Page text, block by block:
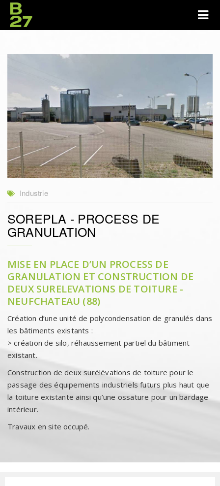
Industrie
SOREPLA - PROCESS DE
GRANULATION
MISE EN PLACE D’UN PROCESS DE
GRANULATION ET CONSTRUCTION DE
DEUX SURELEVATIONS DE TOITURE -
NEUFCHATEAU (88)
Création d’une unité de polycondensation de granulés dans
les bâtiments existants :
> création de silo, réhaussement partiel du bâtiment
existant.
Construction de deux surélévations de toiture pour le
passage des équipements industriels futurs plus haut que
la toiture existante ainsi qu’une ossature pour un bardage
intérieur.
Travaux en site occupé.